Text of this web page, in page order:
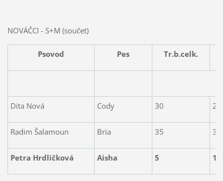
NOVÁČCI - S+M (součet)
Psovod Pes Tr.b.celk.
Dita Nová Cody 30 2.
Radim Šalamoun Bria 35 3.
Petra Hrdličková Aisha 5 1.